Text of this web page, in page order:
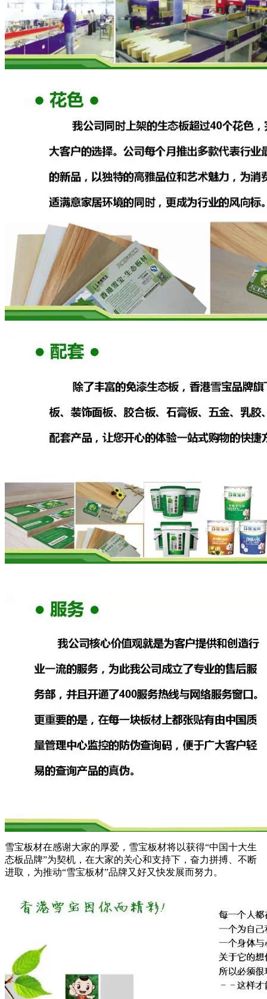
雪宝板材在感谢大家的厚爱，雪宝板材将以获得“中国十大生
态板品牌”为契机，在大家的关心和支持下，奋力拼搏、不断
进取，为推动“雪宝板材”品牌又好又快发展而努力。